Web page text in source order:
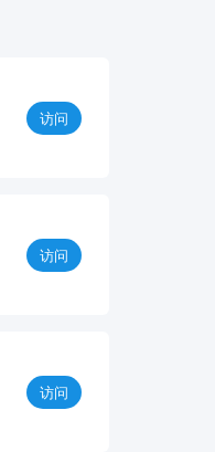
访问
访问
访问